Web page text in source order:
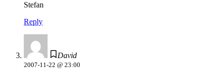
Stefan
Reply
David
2007-11-22 @ 23:00